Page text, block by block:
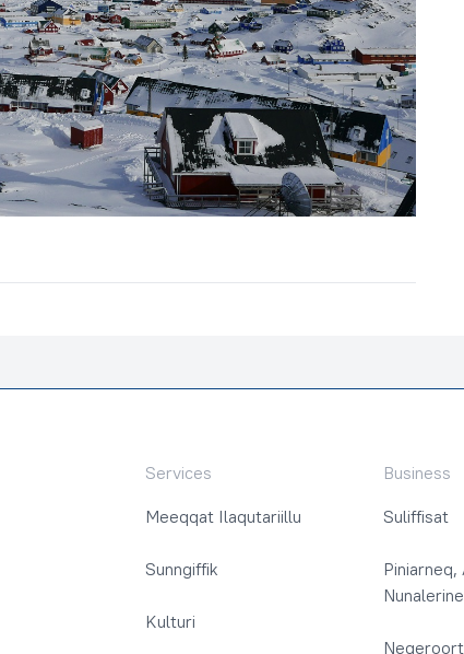
Services
Meeqqat Ilaqutariillu
Sunngiffik
Kulturi
Business
Suliffisat
Piniarneq,